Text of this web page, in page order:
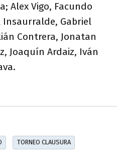
Alex Vigo, Facundo
Insaurralde, Gabriel
Contrera, Jonatan
Joaquín Ardaiz, Iván
TORNEO CLAUSURA